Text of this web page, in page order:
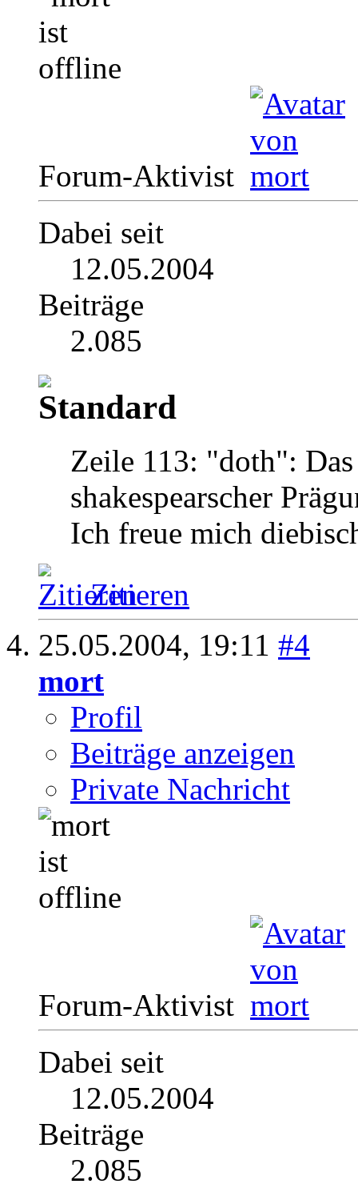
Forum-Aktivist
Dabei seit
12.05.2004
Beiträge
2.085
Zeile 113: "doth":
shakespearscher
Ich freue mich
Zitieren
25.05.2004, 19:11 #4
mort
Profil
Beiträge anzeigen
Private Nachricht
Forum-Aktivist
Dabei seit
12.05.2004
Beiträge
2.085